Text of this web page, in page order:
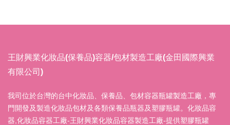
王財興業化妝品(保養品)容器/包材製造工廠(金田國際興業
有限公司)
我司位於台灣的台中化妝品、保養品、包材容器瓶罐製造工廠，專
門開發及製造化妝品包材及各類保養品瓶器及塑膠瓶罐。化妝品容
器,化妝品容器工廠-王財興業化妝品容器製造工廠-提供塑膠瓶罐